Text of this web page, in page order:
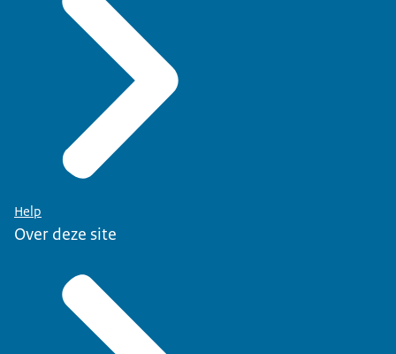
Help
Over deze site